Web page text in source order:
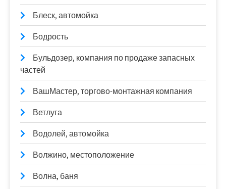
Блеск, автомойка
Бодрость
Бульдозер, компания по продаже запасных
частей
ВашМастер, торгово-монтажная компания
Ветлуга
Водолей, автомойка
Волжино, местоположение
Волна, баня